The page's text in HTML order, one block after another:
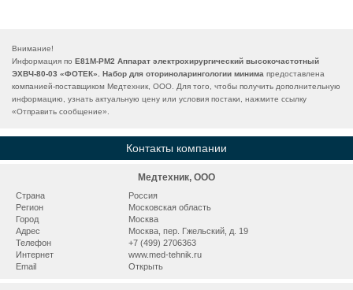
Внимание!
Информация по Е81М-РМ2 Аппарат электрохирургический высокочастотный
ЭХВЧ-80-03 «ФОТЕК». Набор для оториноларингологии минима предоставлена
компанией-поставщиком Медтехник, ООО. Для того, чтобы получить дополнительную
информацию, узнать актуальную цену или условия постаки, нажмите ссылку
«Отправить сообщение».
Контакты компании
Медтехник, ООО
Страна
Россия
Регион
Московская область
Город
Москва
Адрес
Москва, пер. Гжельский, д. 19
Телефон
+7 (499) 2706363
Интернет
www.med-tehnik.ru
Email
Открыть